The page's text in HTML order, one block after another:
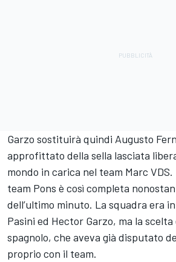
Garzo sostituirà quindi Augusto
approfittato della sella lasciata
mondo in carica nel team Marc
team Pons è così completa
dell’ultimo minuto. La squadra era
Pasini ed Hector Garzo, ma la
spagnolo, che aveva già disputato
proprio con il team.